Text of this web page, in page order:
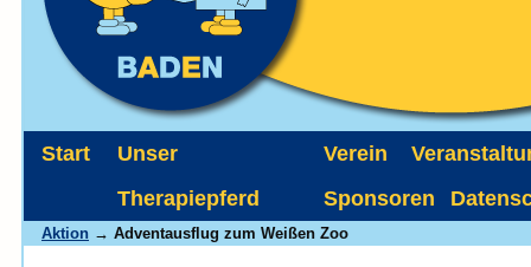
Start
Unser
Therapiepferd
Verein
Sponsoren
Aktion → Adventausflug zum Weißen Zoo